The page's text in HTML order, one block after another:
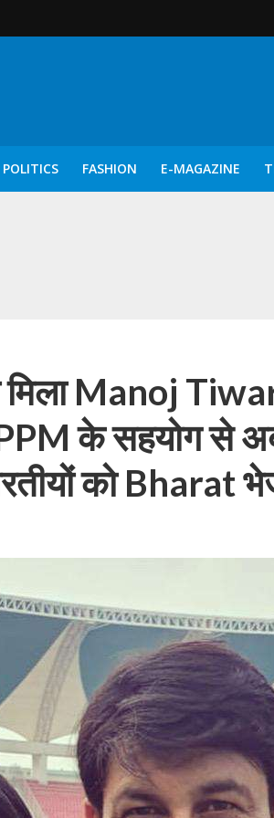
POLITICS FASHION E-MAGAZINE
रिकॉर्ड्स भोजपुरी का नया धमाकेदार गाना जल्द, दुबई की
Manoj
के सहयोग से
को Bharat